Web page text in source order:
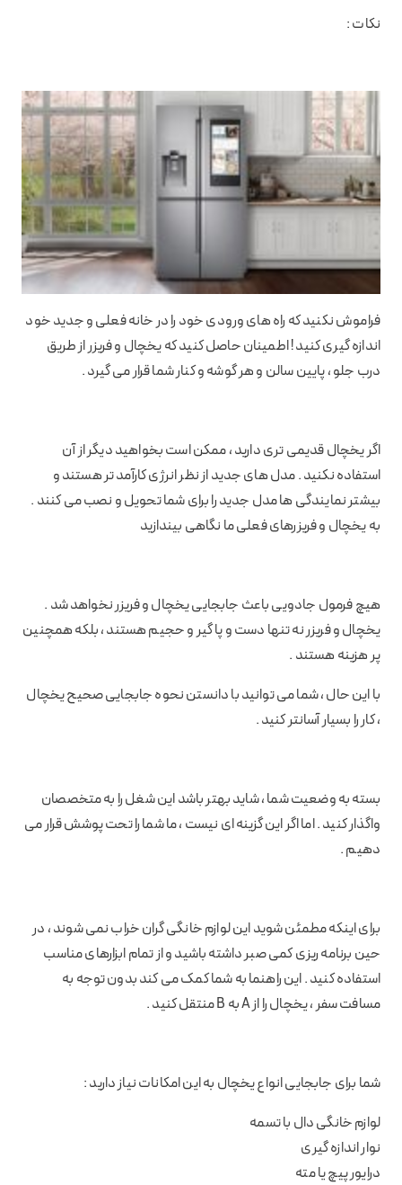
نکات :
فراموش نکنید که راه های ورودی خود را در خانه فعلی و جدید خود
اندازه گیری کنید ! اطمینان حاصل کنید که یخچال و فریزر از طریق
درب جلو ، پایین سالن و هر گوشه و کنار شما قرار می گیرد .
اگر یخچال قدیمی تری دارید ، ممکن است بخواهید دیگر از آن
استفاده نکنید . مدل های جدید از نظر انرژی کارآمد تر هستند و
بیشتر نمایندگی ها مدل جدید را برای شما تحویل و نصب می کنند .
به یخچال و فریزرهای فعلی ما نگاهی بیندازید
هیچ فرمول جادویی باعث جابجایی یخچال و فریزر نخواهد شد .
یخچال و فریزر نه تنها دست و پا گیر و حجیم هستند ، بلکه همچنین
پر هزینه هستند .
با این حال ، شما می توانید با دانستن نحوه جابجایی صحیح یخچال
، کار را بسیار آسانتر کنید .
بسته به وضعیت شما ، شاید بهتر باشد این شغل را به متخصصان
واگذار کنید . اما اگر این گزینه ای نیست ، ما شما را تحت پوشش قرار می
دهیم .
برای اینکه مطمئن شوید این لوازم خانگی گران خراب نمی شوند ، در
حین برنامه ریزی کمی صبر داشته باشید و از تمام ابزارهای مناسب
استفاده کنید . این راهنما به شما کمک می کند بدون توجه به
مسافت سفر ، یخچال را از A به B منتقل کنید .
شما برای جابجایی انواع یخچال به این امکانات نیاز دارید :
لوازم خانگی دال با تسمه
نوار اندازه گیری
درایور پیچ یا مته